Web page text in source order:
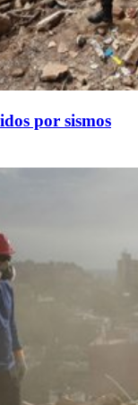
por sismos